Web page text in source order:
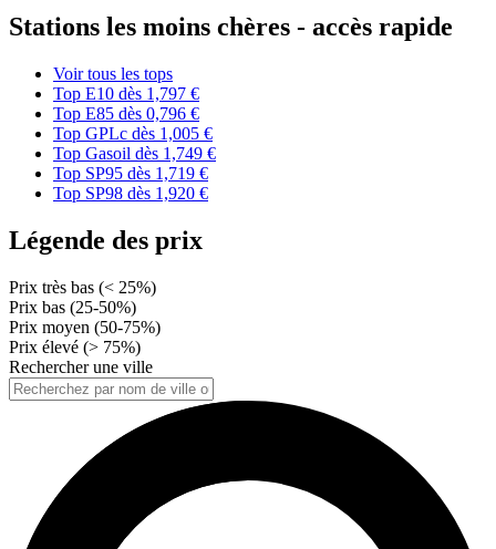
Stations les moins chères - accès rapide
Voir tous les tops
Top E10 dès 1,797 €
Top E85 dès 0,796 €
Top GPLc dès 1,005 €
Top Gasoil dès 1,749 €
Top SP95 dès 1,719 €
Top SP98 dès 1,920 €
Légende des prix
Prix très bas (< 25%)
Prix bas (25-50%)
Prix moyen (50-75%)
Prix élevé (> 75%)
Rechercher une ville